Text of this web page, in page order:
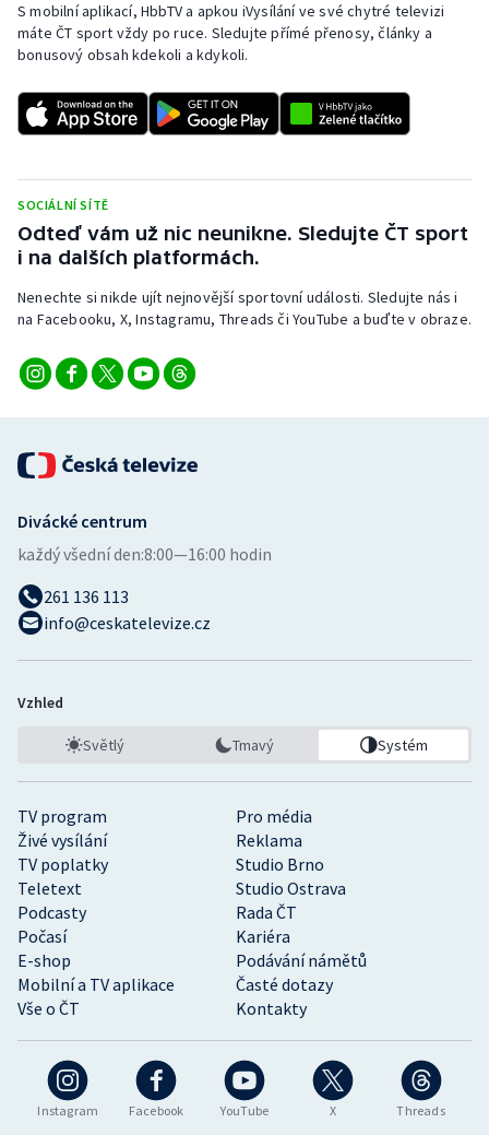
Rychlostní kanoistika
Short track
Sportovní střelba
Triatlon
Vodní slalom
Volejbal
S mobilní aplikací, HbbTV a apkou iVysílání ve své chytré televizi
máte ČT sport vždy po ruce. Sledujte přímé přenosy, články a
bonusový obsah kdekoli a kdykoli.
SOCIÁLNÍ SÍTĚ
Odteď vám už nic neunikne. Sledujte ČT sport
i na dalších platformách.
Nenechte si nikde ujít nejnovější sportovní události. Sledujte nás i
na Facebooku, X, Instagramu, Threads či YouTube a buďte v obraze.
Instagram Facebook YouTube X Threads
TV program
Pro média
Živé vysílání
Reklama
TV poplatky
Studio Brno
Teletext
Studio Ostrava
Podcasty
Rada ČT
Počasí
Kariéra
E-shop
Podávání námětů
Mobilní a TV aplikace
Časté dotazy
Vše o ČT
Kontakty
Divácké centrum
každý všední den:8:00—16:00 hodin
261 136 113
info@ceskatelevize.cz
Vzhled
Světlý Tmavý Systém